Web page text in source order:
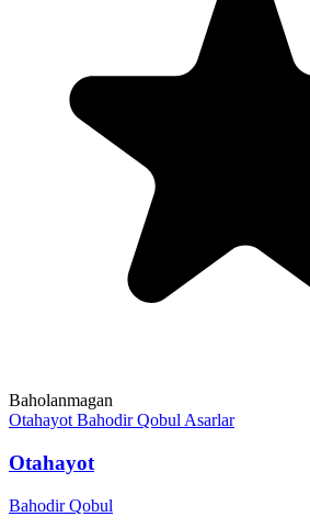
Baholanmagan
Otahayot Bahodir Qobul Asarlar
Otahayot
Bahodir Qobul